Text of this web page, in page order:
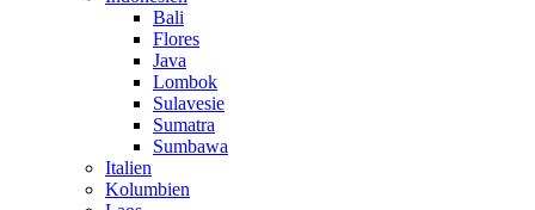
Bali
Flores
Java
Lombok
Sulavesie
Sumatra
Sumbawa
Italien
Kolumbien